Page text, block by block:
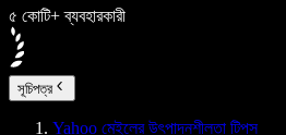
৫ কোটি+ ব্যবহারকারী
সূচিপত্র
Yahoo মেইলের উৎপাদনশীলতা টিপস